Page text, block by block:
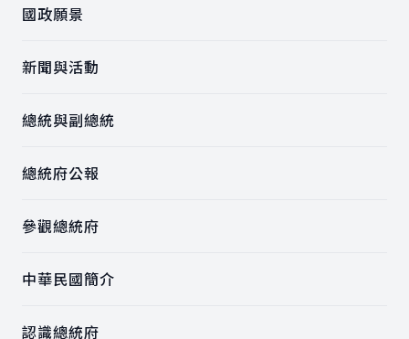
國政願景
新聞與活動
總統與副總統
總統府公報
參觀總統府
中華民國簡介
認識總統府